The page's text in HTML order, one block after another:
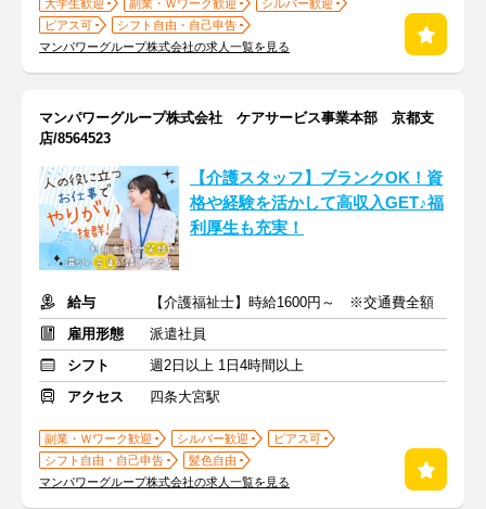
大学生歓迎 副業・Ｗワーク歓迎
シルバー歓迎
ピアス可
シフト自由・自己申告
マンパワーグループ株式会社の求人一覧を見る
マンパワーグループ株式会社 ケアサービス事業本部 京都支
店/8564523
【介護スタッフ】ブランクOK！資
格や経験を活かして高収入GET♪福
利厚生も充実！
給与
【介護福祉士】時給1600円～ ※交通費全額
雇用形態
派遣社員
シフト
週2日以上 1日4時間以上
アクセス
四条大宮駅
副業・Ｗワーク歓迎 シルバー歓迎
ピアス可
シフト自由・自己申告
髪色自由
マンパワーグループ株式会社の求人一覧を見る